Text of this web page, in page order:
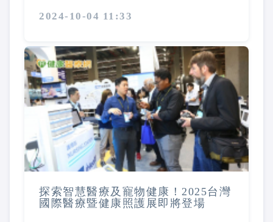
2024-10-04 11:33
探索智慧醫療及寵物健康！2025台灣
國際醫療暨健康照護展即將登場